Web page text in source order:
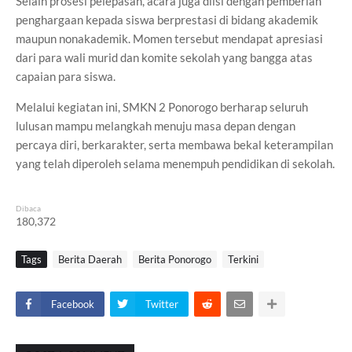
penghargaan kepada siswa berprestasi di bidang akademik
maupun nonakademik. Momen tersebut mendapat apresiasi
dari para wali murid dan komite sekolah yang bangga atas
capaian para siswa.
Melalui kegiatan ini, SMKN 2 Ponorogo berharap seluruh
lulusan mampu melangkah menuju masa depan dengan
percaya diri, berkarakter, serta membawa bekal keterampilan
yang telah diperoleh selama menempuh pendidikan di sekolah.
Dibaca
180,372
Tags Berita Daerah Berita Ponorogo Terkini
Facebook Twitter